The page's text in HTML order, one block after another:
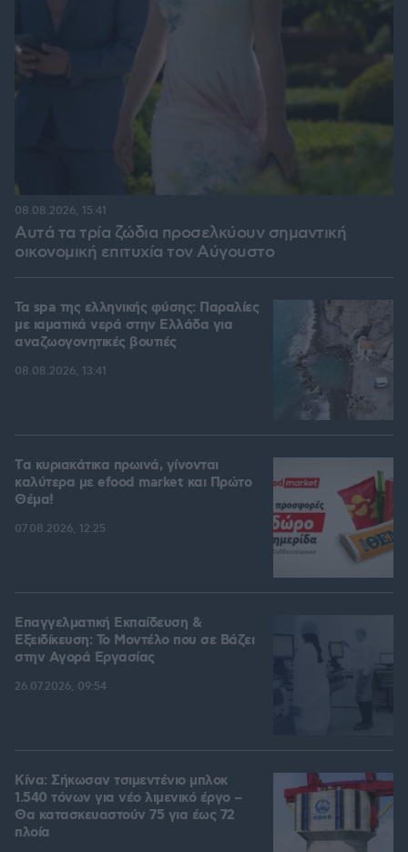
Αυτά τα τρία ζώδια προσελκύουν σημαντική
οικονομική επιτυχία τον Αύγουστο
08.08.2026, 15:41
Τα spa της ελληνικής φύσης: Παραλίες
με ιαματικά νερά στην Ελλάδα για
αναζωογονητικές βουτιές
08.08.2026, 13:41
Tα κυριακάτικα πρωινά, γίνονται
καλύτερα με efood market και Πρώτο
Θέμα!
07.08.2026, 12:25
Επαγγελματική Εκπαίδευση &
Εξειδίκευση: Το Mοντέλο που σε Bάζει
στην Aγορά Eργασίας
26.07.2026, 09:54
Κίνα: Σήκωσαν τσιμεντένιο μπλοκ
1.540 τόνων για νέο λιμενικό έργο –
Θα κατασκευαστούν 75 για έως 72
πλοία